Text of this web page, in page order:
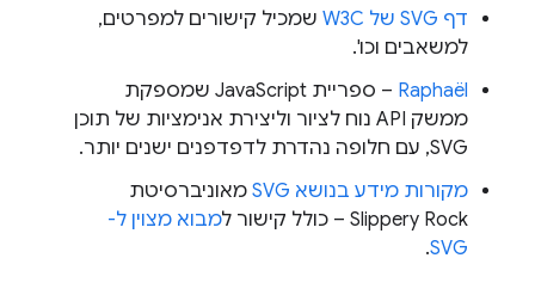
דף SVG של W3C
שמכיל קישורים למפרטים,
למשאבים וכו'.
Raphaël
– ספריית JavaScript שמספקת
ממשק API נוח לציור וליצירת אנימציות של תוכן
SVG, עם חלופה נהדרת לדפדפנים ישנים יותר.
מקורות מידע בנושא SVG
מאוניברסיטת
Slippery Rock – כולל קישור ל
מבוא מצוין ל-
SVG
.